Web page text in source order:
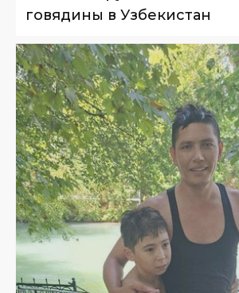
говядины в Узбекистан